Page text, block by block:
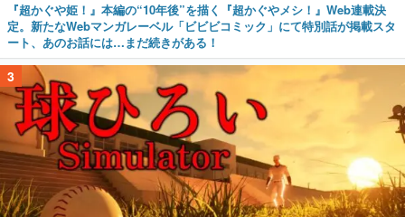
『超かぐや姫！』本編の“10年後”を描く『超かぐやメシ！』Web連載決
定。新たなWebマンガレーベル「ビビビコミック」にて特別話が掲載スタ
ート、あのお話には…まだ続きがある！
3